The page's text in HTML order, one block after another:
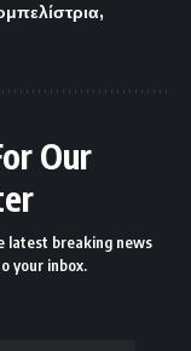
Our
latest breaking news
your inbox.